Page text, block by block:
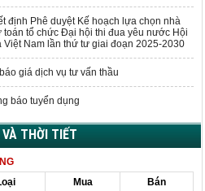
định Phê duyệt Kế hoạch lựa chọn nhà
toán tổ chức Đại hội thi đua yêu nước Hội
Việt Nam lần thứ tư giai đoạn 2025-2030
giá dịch vụ tư vấn thầu
báo tuyển dụng
THỜI TIẾT
Mua
Bán